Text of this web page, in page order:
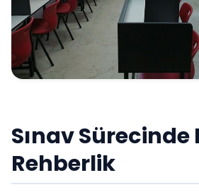
Sınav Sürecinde
Rehberlik